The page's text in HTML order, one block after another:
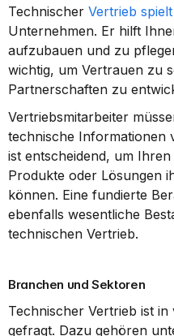
Technischer Vertrieb spielt
Unternehmen. Er hilft
aufzubauen und zu
wichtig, um Vertrauen zu
Partnerschaften zu
Vertriebsmitarbeiter
technische Informationen
ist entscheidend, um
Produkte oder Lösungen
können. Eine fundierte
ebenfalls wesentliche
technischen Vertrieb.
Branchen und Sektoren
Technischer Vertrieb ist
gefragt. Dazu gehören